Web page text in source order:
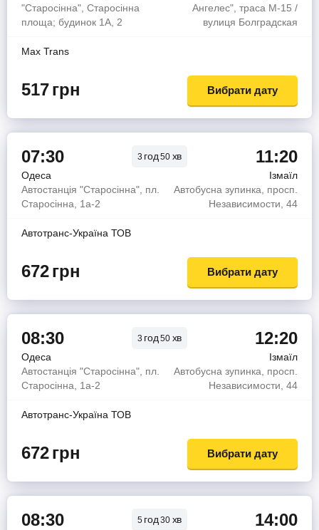
"Старосінна", Старосінна
площа; будинок 1А, 2
Ангелес", траса М-15 /
вулиця Болградская
Max Trans
517грн Вибрати дату
07:30 3 год50 хв 11:20
Одеса
Ізмаїл
Автостанція "Старосінна", пл.
Старосінна, 1а-2
Автобусна зупинка, просп.
Независимости, 44
Автотранс-Україна ТОВ
672грн Вибрати дату
08:30 3 год50 хв 12:20
Одеса
Ізмаїл
Автостанція "Старосінна", пл.
Старосінна, 1а-2
Автобусна зупинка, просп.
Независимости, 44
Автотранс-Україна ТОВ
672грн Вибрати дату
08:30 5 год30 хв 14:00